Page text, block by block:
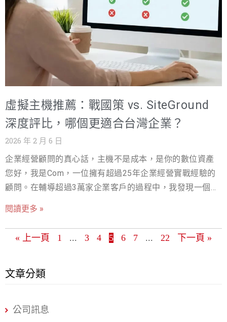
帳單爆表。 雲主機成本一：雲主機計算資源（Compute）
包含 CPU、RAM、運行時間等；若使用 Windows Server
等作業系統，可能另有授權收費，容易被
不僅是一份 虛擬主機 比較，更是一份針對台灣市場的「避
坑指南」，協助您判斷：在 2026 年，哪個才是您事業網站
的最佳選擇？ 為什麼選擇正確的網站平台至關重要？專
家建議：別讓「免費」成為您事業成長的絆腳石 在我的顧
問經驗中，企業最常犯的錯誤之一，就是低估網站基礎設
施的重要性。很多人認為，只要內容好，用什麼平台都一
位店面」。它的選擇，直接影響了您的： SEO 排名與流
量： 網站速度慢、架構不靈活，Google 就不會喜歡您。您
站卡頓、介面受限，訪客就會流失。流量進不來，轉換率
自然無從談起。 品牌專業度： 使用子網域（例如
yourname.blogspot.com）或充滿平台廣告的網站，會讓您
的品牌看起來不夠專業，難以建立客戶信任。 功能擴展
性： 隨著業務發展，您需要電商、會員系統、線上課程等
得。 因此，選擇一個能夠支撐您長期發展的平台，比您想
43% 網站的市佔率，是功能擴展性最強的選擇。 戰國策
戰國策集團深耕台灣市場超過 25 年，服務超過三萬家企業
虛擬主機推薦：戰國策 vs. SiteGround
深度評比，哪個更適合台灣企業？
2026 年 2 月 6 日
企業經營顧問的真心話，主機不是成本，是你的數位資產
您好，我是Com，一位擁有超過25年企業經營實戰經驗的
顧問。在輔導超過3萬家企業客戶的過程中，我發現一個最
將主機視為一筆微不足道的成本，卻不知道主機的選擇，
直接決定了您的網站速度、SEO排名、客戶體驗，乃至於最
終的營收。 當您在搜尋「WordPress 主機推薦」或「虛擬
灣25年、最懂在地企業需求的戰國策虛擬主機；另一個則
在意的「速度」、「中文客服」、「續約價格」和「整體
閱讀更多 »
« 上一頁 1 ... 3 4 5 6 7 ... 22 下一頁 »
文章分類
公司訊息